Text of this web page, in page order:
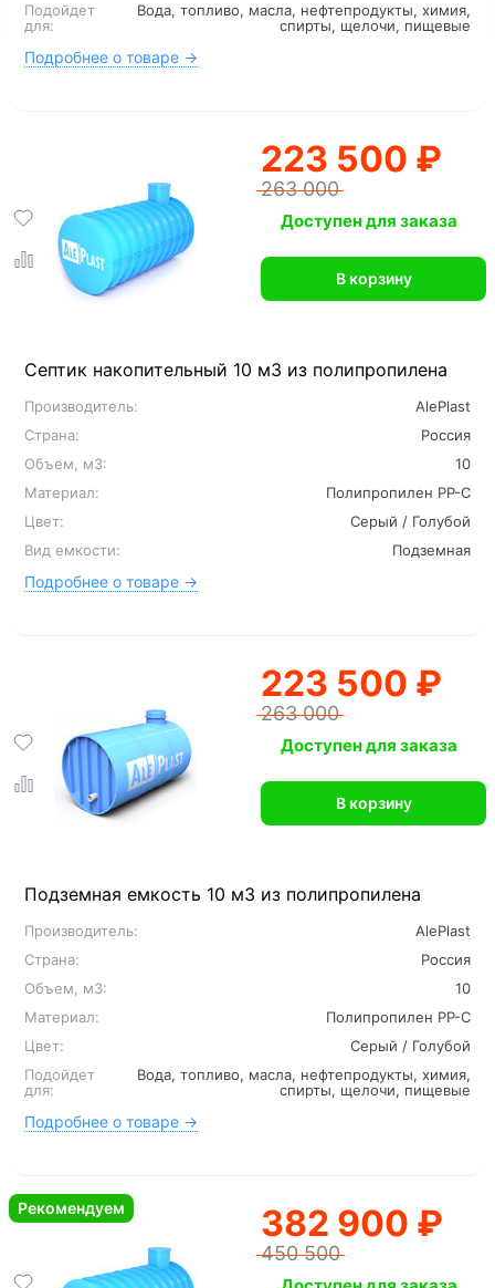
Подойдет
для:
Вода, топливо, масла, нефтепродукты, химия,
спирты, щелочи, пищевые
Подробнее о товаре →
Септик накопительный 10 м3 из полипропилена
Производитель:
AlePlast
Страна:
Россия
Объем, м3:
10
Материал:
Полипропилен PP-C
Цвет:
Серый / Голубой
Вид емкости:
Подземная
Подробнее о товаре →
223 500 ₽
263 000
Доступен для заказа
В корзину
Подземная емкость 10 м3 из полипропилена
Производитель:
AlePlast
Страна:
Россия
Объем, м3:
10
Материал:
Полипропилен PP-C
Цвет:
Серый / Голубой
Подойдет
для:
Вода, топливо, масла, нефтепродукты, химия,
спирты, щелочи, пищевые
Подробнее о товаре →
223 500 ₽
263 000
Доступен для заказа
В корзину
382 900 ₽
450 500
Рекомендуем